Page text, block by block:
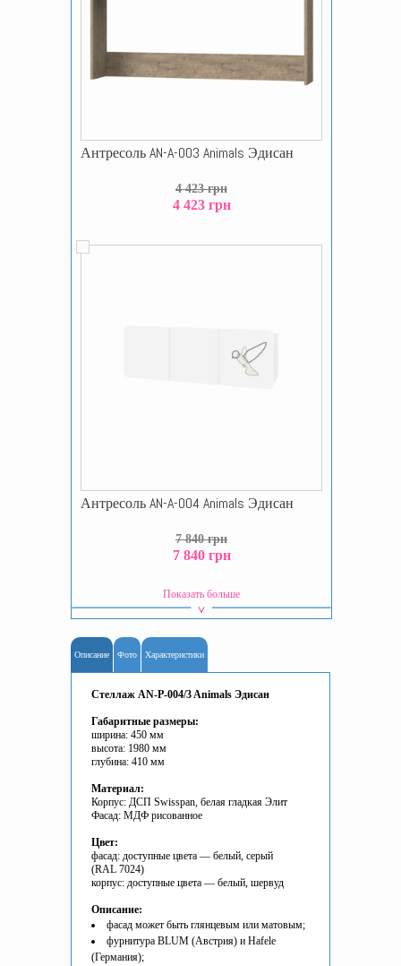
Антресоль AN-A-003 Animals Эдисан
4 423 грн
4 423 грн
Антресоль AN-A-004 Animals Эдисан
7 840 грн
7 840 грн
Показать больше
Описание Фото Характеристики
Стеллаж AN-P-004/3 Animals Эдисан
Габаритные размеры:
ширина: 450 мм
высота: 1980 мм
глубина: 410 мм
Материал:
Корпус: ДСП Swisspan, белая гладкая Элит
Фасад: МДФ рисованное
Цвет:
фасад: доступные цвета — белый, серый
(RAL 7024)
корпус: доступные цвета — белый, шервуд
Описание:
фасад может быть глянцевым или матовым;
фурнитура BLUM (Австрия) и Hafele
(Германия);